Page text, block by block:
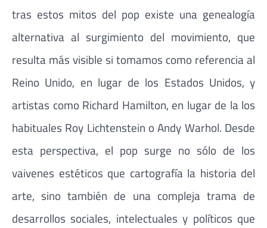
tras estos mitos del pop existe una genealogía
alternativa al surgimiento del movimiento, que
resulta más visible si tomamos como referencia al
Reino Unido, en lugar de los Estados Unidos, y
artistas como Richard Hamilton, en lugar de la los
habituales Roy Lichtenstein o Andy Warhol. Desde
esta perspectiva, el pop surge no sólo de los
vaivenes estéticos que cartografía la historia del
arte, sino también de una compleja trama de
desarrollos sociales, intelectuales y políticos que